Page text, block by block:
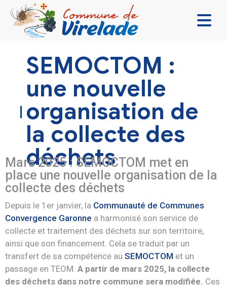
VIVRE ENSEMBLE
SE DIVERTIR
DÉCOUVRIR
CONTACT
SEMOCTOM :
une nouvelle
organisation de
la collecte des
déchets
Mars 2025 : SEMOCTOM met en
place une nouvelle organisation de la
collecte des déchets
Depuis le 1er janvier, la Communauté de Communes
Convergence Garonne a harmonisé son service de
collecte et traitement des déchets sur son territoire,
ainsi que son financement. Cela se traduit par un
transfert de sa compétence au SEMOCTOM et un
passage en TEOM. A partir de mars 2025, la collecte
des déchets dans notre commune sera modifiée. Ces